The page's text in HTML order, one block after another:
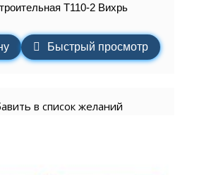
Т110-2 Вихрь
Быстрый просмотр
в список желаний